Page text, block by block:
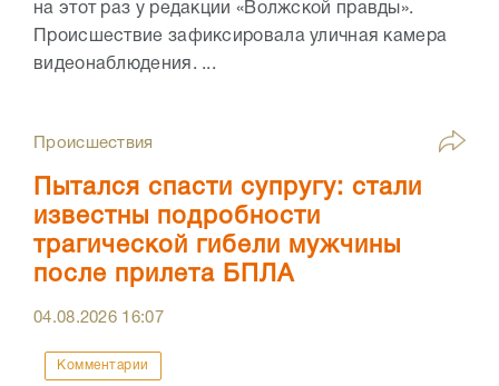
на этот раз у редакции «Волжской правды».
Происшествие зафиксировала уличная камера
видеонаблюдения. ...
Происшествия
Пытался спасти супругу: стали
известны подробности
трагической гибели мужчины
после прилета БПЛА
04.08.2026 16:07
Комментарии